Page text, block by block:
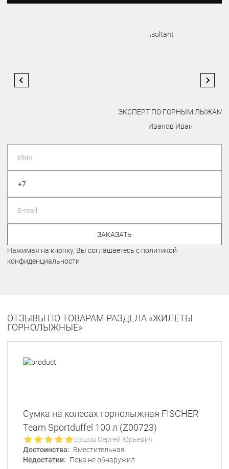
ЭКСПЕРТ ПО ГОРНЫМ ЛЫЖАМ
ЗАКАЗАТЬ
Нажимая на кнопку, Вы соглашаетесь с политикой
конфиденциальности
ОТЗЫВЫ ПО ТОВАРАМ РАЗДЕЛА «ЖИЛЕТЫ
ГОРНОЛЫЖНЫЕ»
Сумка на колесах горнолыжная FISCHER
Team Sportduffel 100 л (Z00723)
Ершов Сергей Юрьевич
Достоинства: Вместительная
Недостатки: Пока не обнаружил